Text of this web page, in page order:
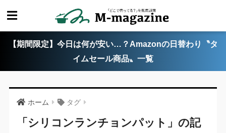
【期間限定】今日は何が安い…？Amazonの日替わり〝タ
イムセール商品〟一覧
ホーム タグ
「シリコンランチョンパット」の記